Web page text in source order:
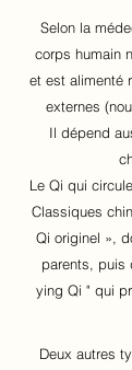
Selon la
corps humain
et est alimenté
externes
Il dépend
Le Qi qui
Classiques
Qi originel »,
parents, puis
ying Qi " qui
Deux autres